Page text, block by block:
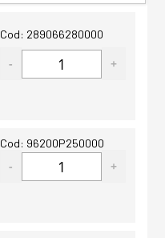
Cod: 289066280000
Cod: 96200P250000